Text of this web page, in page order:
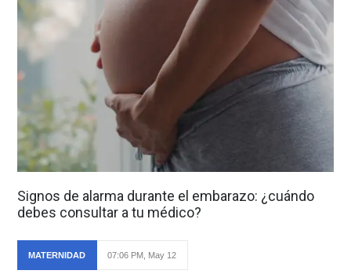
Signos de alarma durante el embarazo: ¿cuándo
debes consultar a tu médico?
MATERNIDAD 07:06 PM, May 12